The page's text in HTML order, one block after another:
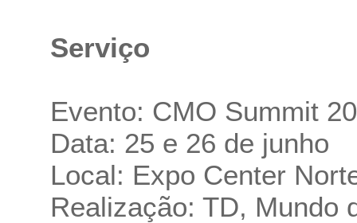
Serviço
Evento: CMO Summit
Data: 25 e 26 de junho
Local: Expo Center
Realização: TD, Mundo